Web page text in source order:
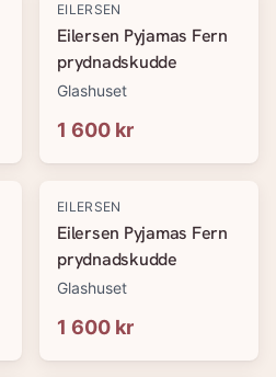
EILERSEN
Eilersen Pyjamas Fern
prydnadskudde
Glashuset
1 600 kr
EILERSEN
Eilersen Pyjamas Fern
prydnadskudde
Glashuset
1 600 kr